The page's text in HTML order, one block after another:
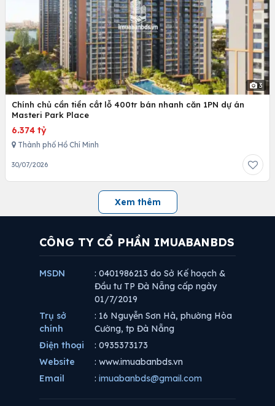
3
Chính chủ cần tiền cắt lỗ 400tr bán nhanh căn 1PN dự án
Masteri Park Place
6.374 tỷ
Thành phố Hồ Chí Minh
30/07/2026
Xem thêm
CÔNG TY CỔ PHẦN IMUABANBDS
MSDN
: 0401986213 do Sở Kế hoạch &
Đầu tư TP Đà Nẵng cấp ngày
01/7/2019
Trụ sở
chính
: 16 Nguyễn Sơn Hà, phường Hòa
Cường, tp Đà Nẵng
Điện thoại
: 0935373173
Website
: www.imuabanbds.vn
Email
: imuabanbds@gmail.com